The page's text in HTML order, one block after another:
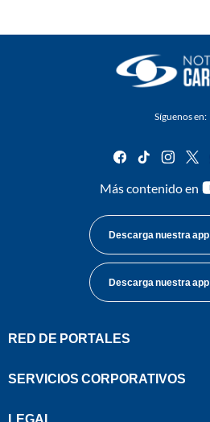
Síguenos en:
facebook
tiktok
Más contenido en
Descarga nuestra app
Descarga nuestra app
RED DE PORTALES
SERVICIOS CORPORATIVOS
LEGAL